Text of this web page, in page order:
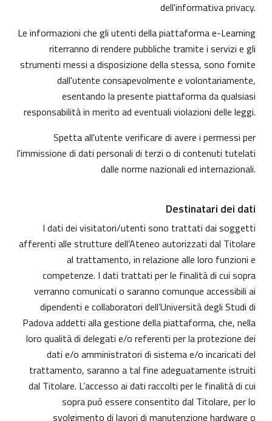
dell'informativa privacy.
Le informazioni che gli utenti della piattaforma e-Learning
riterranno di rendere pubbliche tramite i servizi e gli
strumenti messi a disposizione della stessa, sono fornite
dall'utente consapevolmente e volontariamente,
esentando la presente piattaforma da qualsiasi
responsabilità in merito ad eventuali violazioni delle leggi.
Spetta all'utente verificare di avere i permessi per
l'immissione di dati personali di terzi o di contenuti tutelati
dalle norme nazionali ed internazionali.
Destinatari dei dati
I dati dei visitatori/utenti sono trattati dai soggetti
afferenti alle strutture dell’Ateneo autorizzati dal Titolare
al trattamento, in relazione alle loro funzioni e
competenze. I dati trattati per le finalità di cui sopra
verranno comunicati o saranno comunque accessibili ai
dipendenti e collaboratori dell’Università degli Studi di
Padova addetti alla gestione della piattaforma, che, nella
loro qualità di delegati e/o referenti per la protezione dei
dati e/o amministratori di sistema e/o incaricati del
trattamento, saranno a tal fine adeguatamente istruiti
dal Titolare. L’accesso ai dati raccolti per le finalità di cui
sopra può essere consentito dal Titolare, per lo
svolgimento di lavori di manutenzione hardware o